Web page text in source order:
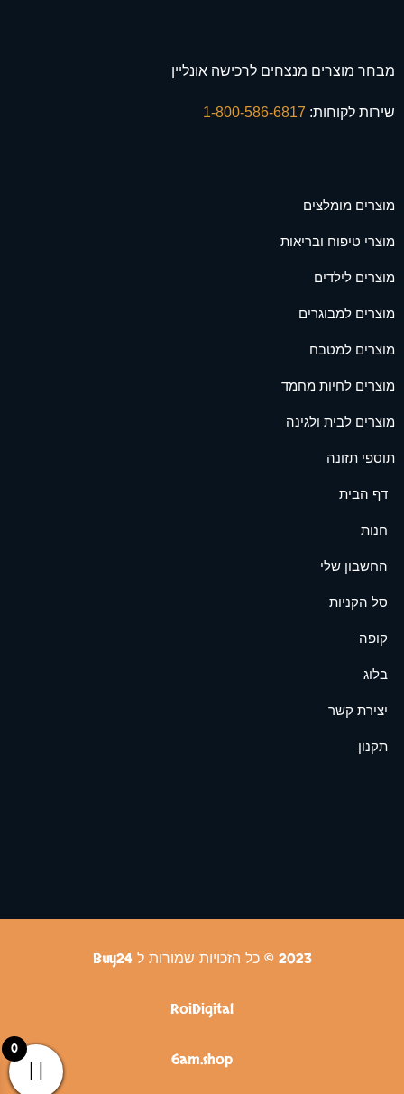
מבחר מוצרים מנצחים לרכישה אונליין
שירות לקוחות:
מוצרים מומלצים
מוצרי טיפוח ובריאות
מוצרים לילדים
מוצרים למבוגרים
מוצרים למטבח
מוצרים לחיות מחמד
מוצרים לבית ולגינה
תוספי תזונה
דף הבית
חנות
החשבון שלי
סל הקניות
קופה
בלוג
יצירת קשר
תקנון
2023 © כל הזכויות שמורות ל Buy24
RoiDigital
6am.shop
0